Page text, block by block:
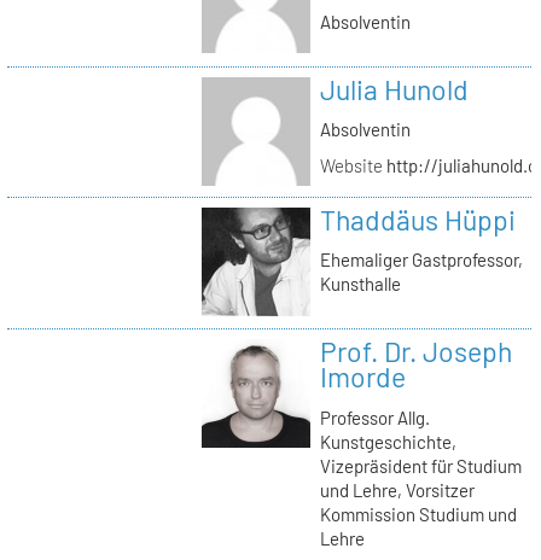
Absolventin
Julia Hunold
Absolventin
Website http://
Thaddäus Hüppi
Ehemaliger Gastprofessor,
Kunsthalle
Prof. Dr. Joseph
Imorde
Professor Allg.
Kunstgeschichte,
Vizepräsident für Studium
und Lehre, Vorsitzer
Kommission Studium und
Lehre